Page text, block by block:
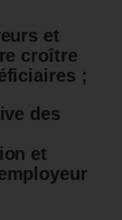
et
croître
;
des
et